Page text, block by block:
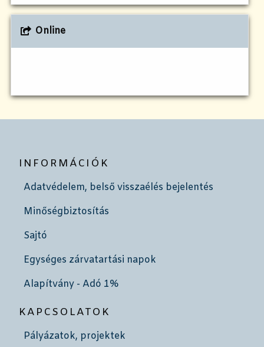
Online
INFORMÁCIÓK
Adatvédelem, belső visszaélés bejelentés
Minőségbiztosítás
Sajtó
Egységes zárvatartási napok
Alapítvány - Adó 1%
KAPCSOLATOK
Pályázatok, projektek